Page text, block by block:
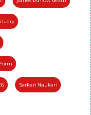
Sarkari Naukari